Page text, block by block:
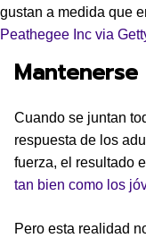
gustan a medida que
Peathegee Inc via
Cuando se juntan
respuesta de los
fuerza, el resultado
tan bien como los
Pero esta realidad